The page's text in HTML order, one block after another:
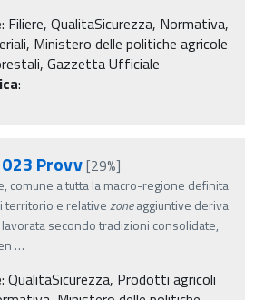
: Filiere, QualitaSicurezza, Normativa,
Ministero delle politiche agricole
Gazzetta Ufficiale
:
Provv[29%]
comune a tutta la macro-regione definita
territorio e relativezoneaggiuntive deriva
secondo tradizioni consolidate,
…
: QualitaSicurezza, Prodotti agricoli